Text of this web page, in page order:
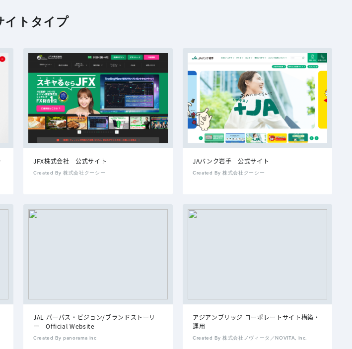
イトタイプ
JFX株式会社 公式サイト
Created By 株式会社クーシー
JAバンク岩手 公式サイト
Created By 株式会社クーシー
JAL パーパス・ビジョン/ブランドストーリ
ー Official Website
Created By panorama inc
アジアンブリッジ コーポレートサイト構築・
運用
Created By 株式会社ノヴィータ／NOVITA, Inc.